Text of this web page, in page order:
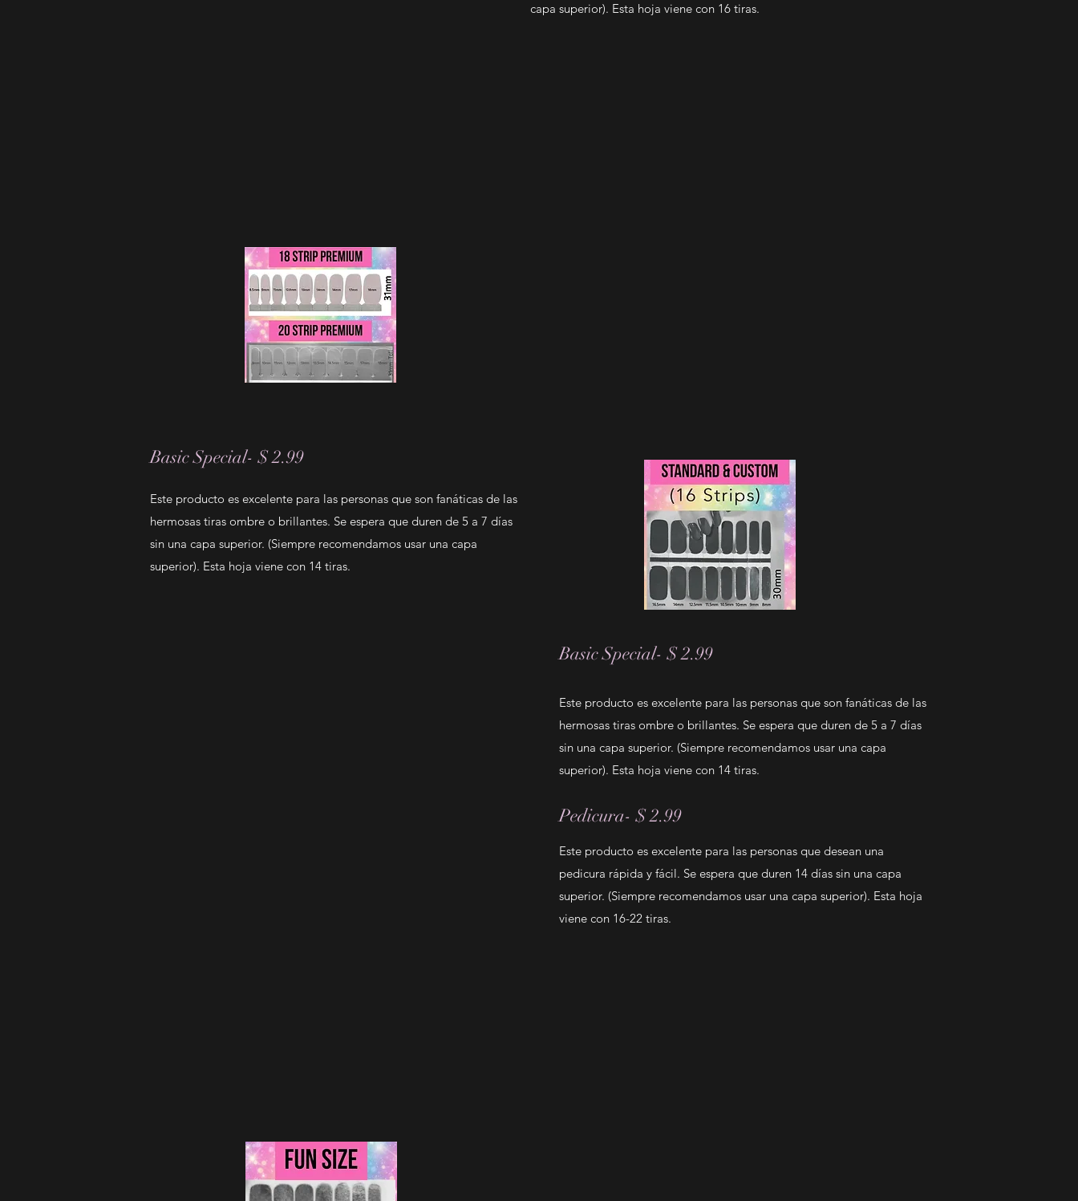
Basic Special- $ 2.99
Este producto es excelente para las personas que son fanáticas de las
hermosas tiras ombre o brillantes. Se espera que duren de 5 a 7 días
sin una capa superior. (Siempre recomendamos usar una capa
superior). Esta hoja viene con 14 tiras.
capa superior). Esta hoja viene con 16 tiras.
Basic Special- $ 2.99
Este producto es excelente para las personas que son fanáticas de las
hermosas tiras ombre o brillantes. Se espera que duren de 5 a 7 días
sin una capa superior. (Siempre recomendamos usar una capa
superior). Esta hoja viene con 14 tiras.
Pedicura- $ 2.99
Este producto es excelente para las personas que desean una
pedicura rápida y fácil. Se espera que duren 14 días sin una capa
superior. (Siempre recomendamos usar una capa superior). Esta hoja
viene con 16-22 tiras.